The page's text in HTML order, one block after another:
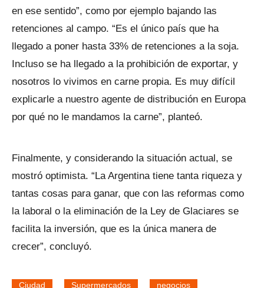
en ese sentido”, como por ejemplo bajando las
retenciones al campo. “Es el único país que ha
llegado a poner hasta 33% de retenciones a la soja.
Incluso se ha llegado a la prohibición de exportar, y
nosotros lo vivimos en carne propia. Es muy difícil
explicarle a nuestro agente de distribución en Europa
por qué no le mandamos la carne”, planteó.
Finalmente, y considerando la situación actual, se
mostró optimista. “La Argentina tiene tanta riqueza y
tantas cosas para ganar, que con las reformas como
la laboral o la eliminación de la Ley de Glaciares se
facilita la inversión, que es la única manera de
crecer”, concluyó.
Ciudad Supermercados negocios